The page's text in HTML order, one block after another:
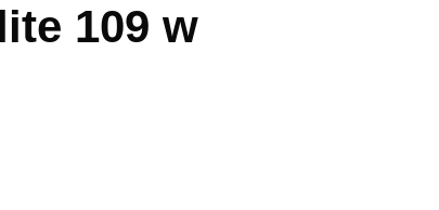
109 w